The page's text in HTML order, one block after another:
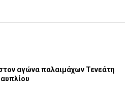
αγώνα παλαιμάχων Τενεάτη